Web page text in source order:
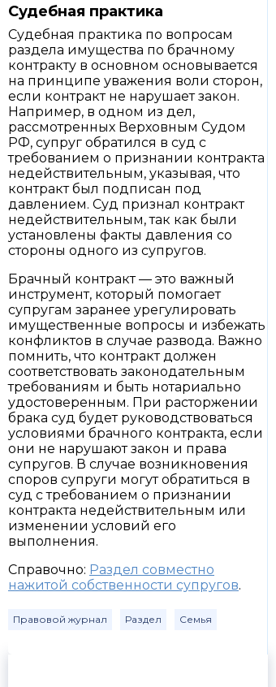
Судебная практика
Судебная практика по вопросам
раздела имущества по брачному
контракту в основном основывается
на принципе уважения воли сторон,
если контракт не нарушает закон.
Например, в одном из дел,
рассмотренных Верховным Судом
РФ, супруг обратился в суд с
требованием о признании контракта
недействительным, указывая, что
контракт был подписан под
давлением. Суд признал контракт
недействительным, так как были
установлены факты давления со
стороны одного из супругов.
Брачный контракт — это важный
инструмент, который помогает
супругам заранее урегулировать
имущественные вопросы и избежать
конфликтов в случае развода. Важно
помнить, что контракт должен
соответствовать законодательным
требованиям и быть нотариально
удостоверенным. При расторжении
брака суд будет руководствоваться
условиями брачного контракта, если
они не нарушают закон и права
супругов. В случае возникновения
споров супруги могут обратиться в
суд с требованием о признании
контракта недействительным или
изменении условий его
выполнения.
Справочно: Раздел совместно
нажитой собственности супругов.
Правовой журнал Раздел Семья